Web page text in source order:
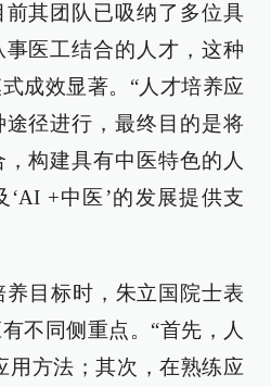
其团队已吸纳了多位具
医工结合的人才，这种
成效显著。“人才培养应
径进行，最终目的是将
构建具有中医特色的人
+中医’的发展提供支
目标时，朱立国院士表
不同侧重点。“首先，人
用方法；其次，在熟练应